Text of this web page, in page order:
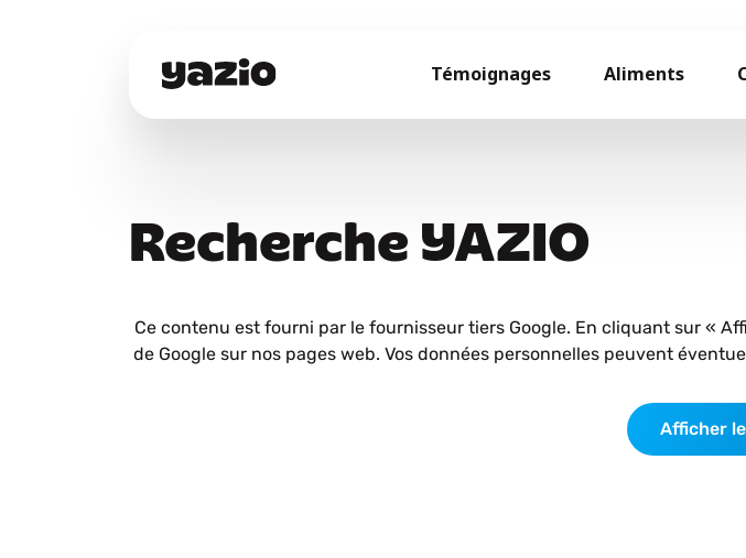
Témoignages Aliments
Recherche YAZIO
Ce contenu est fourni par le fournisseur tiers Google. En cliquant sur «
de Google sur nos pages web. Vos données personnelles peuvent
Afficher